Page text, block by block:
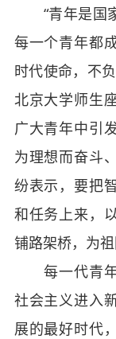
“青年是国家
每一个青年都
时代使命，不
北京大学师生
广大青年中引
为理想而奋斗
纷表示，要把
和任务上来，
铺路架桥，为
每一代青年
社会主义进入
展的最好时代